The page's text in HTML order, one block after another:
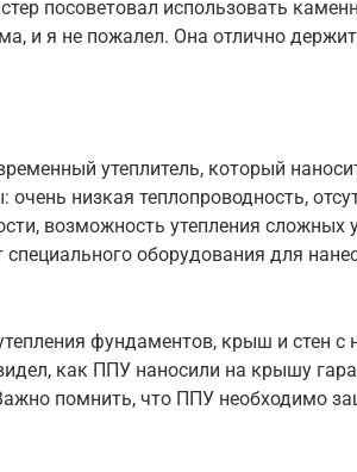
посоветовал использовать
и я не пожалел. Она отлично
утеплитель, который
низкая теплопроводность,
возможность утепления сложных
оборудования для
фундаментов, крыш и стен с
как ППУ наносили на крышу
помнить, что ППУ необходимо